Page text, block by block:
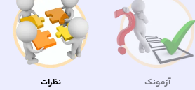
آزمونک نظرات